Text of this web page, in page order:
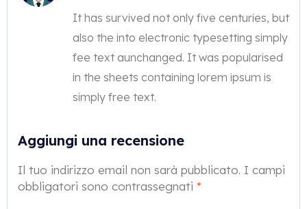
It has survived not only five centuries, but
also the into electronic typesetting simply
fee text aunchanged. It was popularised
in the sheets containing lorem ipsum is
simply free text.
Aggiungi una recensione
Il tuo indirizzo email non sarà pubblicato. I campi
obbligatori sono contrassegnati *